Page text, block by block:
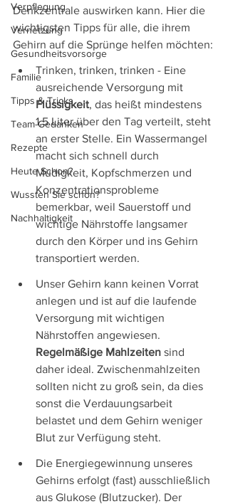
Verpflegung
Vernetzung
Gesundheitsvorsorge
Familie
Tipps & Tricks
Team-Gedanken
Rezepte
Heute Schon?
Wussten Sie schon?
Nachhaltigkeit
Denkzentrale auswirken kann. Hier die
wichtigsten Tipps für alle, die ihrem
Gehirn auf die Sprünge helfen möchten:
Trinken, trinken, trinken - Eine
ausreichende Versorgung mit
Flüssigkeit, das heißt mindestens
1,5 Liter über den Tag verteilt, steht
an erster Stelle. Ein Wassermangel
macht sich schnell durch
Müdigkeit, Kopfschmerzen und
Konzentrationsprobleme
bemerkbar, weil Sauerstoff und
wichtige Nährstoffe langsamer
durch den Körper und ins Gehirn
transportiert werden.
Unser Gehirn kann keinen Vorrat
anlegen und ist auf die laufende
Versorgung mit wichtigen
Nährstoffen angewiesen.
Regelmäßige Mahlzeiten sind
daher ideal. Zwischenmahlzeiten
sollten nicht zu groß sein, da dies
sonst die Verdauungsarbeit
belastet und dem Gehirn weniger
Blut zur Verfügung steht.
Die Energiegewinnung unseres
Gehirns erfolgt (fast) ausschließlich
aus Glukose (Blutzucker). Der